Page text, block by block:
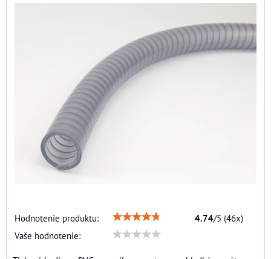
Hodnotenie produktu: 4.74/5 (46x)
Vaše hodnotenie: